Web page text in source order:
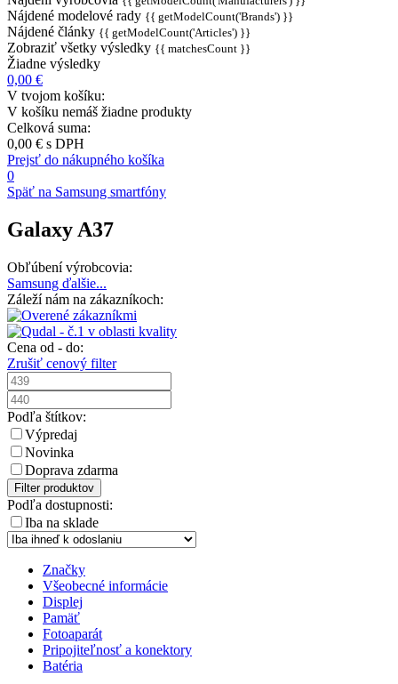
Nájdené modelové rady {{ getModelCount('Brands') }}
Nájdené články {{ getModelCount('Articles') }}
Zobraziť všetky výsledky {{ matchesCount }}
Žiadne výsledky
0,00 €
V tvojom košíku:
V košíku nemáš žiadne produkty
Celková suma:
0,00 € s DPH
Prejsť do nákupného košíka
0
Späť na Samsung smartfóny
Galaxy A37
Obľúbení výrobcovia:
Samsung ďalšie...
Záleží nám na zákazníkoch:
Cena od - do:
Zrušiť cenový filter
Podľa štítkov:
Výpredaj
Novinka
Doprava zdarma
Filter produktov
Podľa dostupnosti:
Iba na sklade
Značky
Všeobecné informácie
Displej
Pamäť
Fotoaparát
Pripojiteľnosť a konektory
Batéria